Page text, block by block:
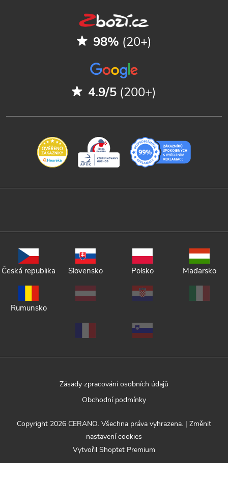
98% (20+)
4.9/5 (200+)
Česká republika Slovensko Polsko Maďarsko
Rumunsko
Zásady zpracování osobních údajů
Obchodní podmínky
Vytvořil Shoptet Premium
Copyright 2026 CERANO. Všechna práva vyhrazena. | Změnit
nastavení cookies